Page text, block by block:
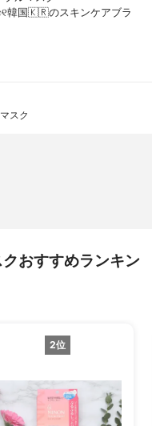
のスキンケアブラ
スク
おすすめランキン
2位